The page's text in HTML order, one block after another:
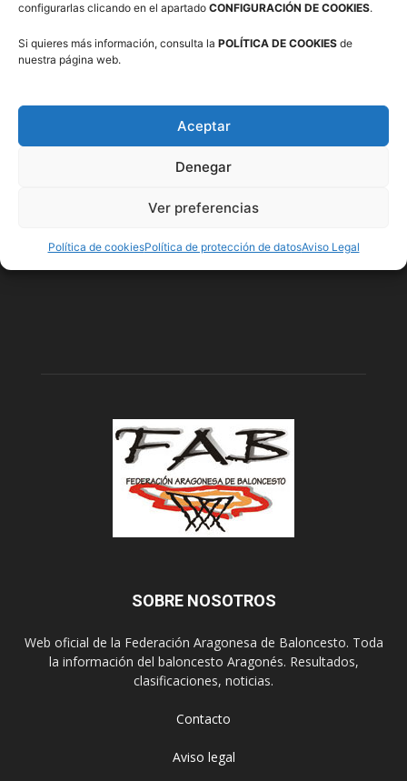
configurarlas clicando en el apartado CONFIGURACIÓN DE COOKIES.
Si quieres más información, consulta la POLÍTICA DE COOKIES de
nuestra página web.
Aceptar
Denegar
Ver preferencias
Política de cookiesPolítica de protección de datosAviso Legal
SOBRE NOSOTROS
Web oficial de la Federación Aragonesa de Baloncesto. Toda
la información del baloncesto Aragonés. Resultados,
clasificaciones, noticias.
Contacto
Aviso legal